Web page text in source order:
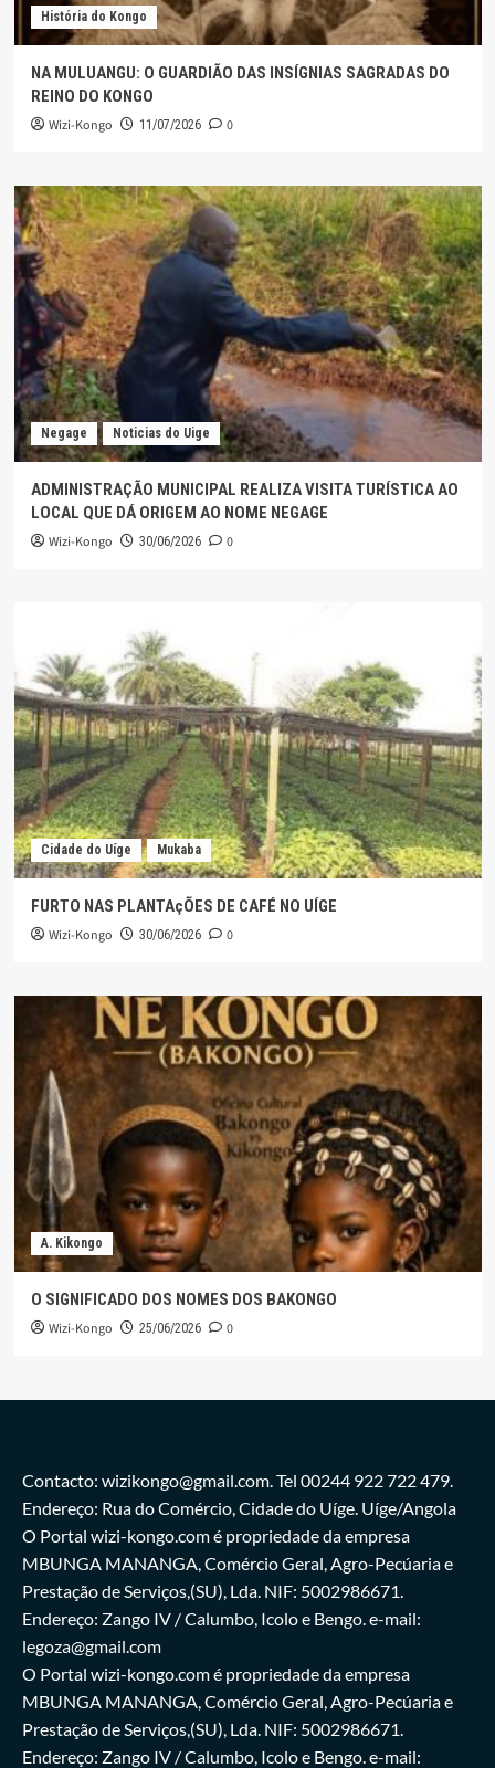
História do Kongo
NA MULUANGU: O GUARDIÃO DAS INSÍGNIAS SAGRADAS DO
REINO DO KONGO
Wizi-Kongo 11/07/2026 0
Negage Noticias do Uige
ADMINISTRAÇÃO MUNICIPAL REALIZA VISITA TURÍSTICA AO
LOCAL QUE DÁ ORIGEM AO NOME NEGAGE
Wizi-Kongo 30/06/2026 0
Cidade do Uíge Mukaba
FURTO NAS PLANTAçÕES DE CAFÉ NO UÍGE
Wizi-Kongo 30/06/2026 0
A. Kikongo
O SIGNIFICADO DOS NOMES DOS BAKONGO
Wizi-Kongo 25/06/2026 0
Contacto: wizikongo@gmail.com. Tel 00244 922 722 479.
Endereço: Rua do Comércio, Cidade do Uíge. Uíge/Angola
O Portal wizi-kongo.com é propriedade da empresa
MBUNGA MANANGA, Comércio Geral, Agro-Pecúaria e
Prestação de Serviços,(SU), Lda. NIF: 5002986671.
Endereço: Zango IV / Calumbo, Icolo e Bengo. e-mail:
legoza@gmail.com
O Portal wizi-kongo.com é propriedade da empresa
MBUNGA MANANGA, Comércio Geral, Agro-Pecúaria e
Prestação de Serviços,(SU), Lda. NIF: 5002986671.
Endereço: Zango IV / Calumbo, Icolo e Bengo. e-mail: